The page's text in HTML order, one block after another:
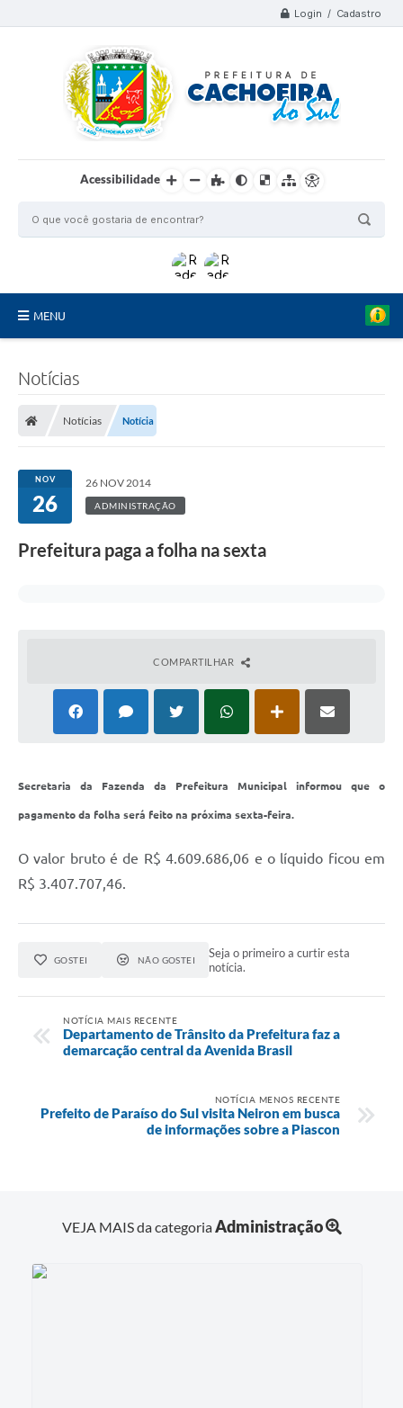
Login / Cadastro
Acessibilidade
MENU
Conselhos Municipais
Serviços on-line
Galeria de Fotos
A Prefeitura
Audiências Públicas
Arquivos para Download
Galeria de Vídeos
Gabinetes e Secretarias
Contas Públicas
Links
Notícias
Notícias Notícia
NOV
26
26 NOV 2014
ADMINISTRAÇÃO
Prefeitura paga a folha na sexta
COMPARTILHAR
Secretaria da Fazenda da Prefeitura Municipal informou que o
pagamento da folha será feito na próxima sexta-feira.
O valor bruto é de R$ 4.609.686,06 e o líquido ficou em
R$ 3.407.707,46.
GOSTEI NÃO GOSTEI
Seja o primeiro a curtir esta
notícia.
NOTÍCIA MAIS RECENTE
Departamento de Trânsito da Prefeitura faz a
demarcação central da Avenida Brasil
NOTÍCIA MENOS RECENTE
Prefeito de Paraíso do Sul visita Neiron em busca
de informações sobre a Piascon
VEJA MAIS da categoriaAdministração